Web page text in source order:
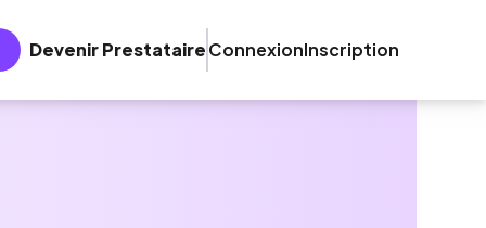
Devenir PrestataireConnexionInscription